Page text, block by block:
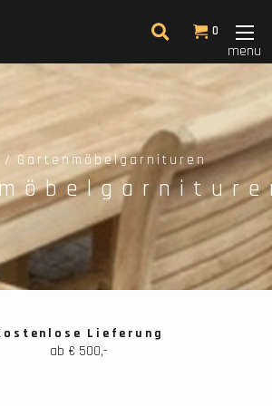
0
menu
Gartenmöbelgarnituren
Lieferung
ab € 500,-